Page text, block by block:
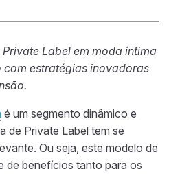
Label em moda íntima
com estratégias inovadoras
é um segmento dinâmico e
de Private Label tem se
Ou seja, este modelo de
de benefícios tanto para os